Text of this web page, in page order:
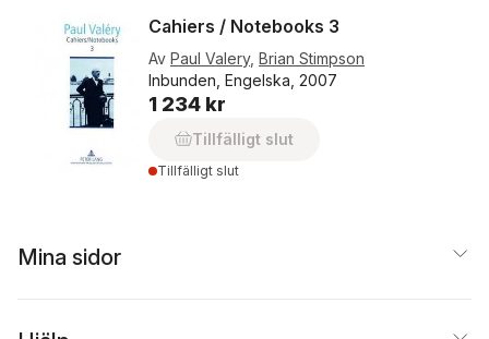
Cahiers / Notebooks 3
Av Paul Valery, Brian Stimpson
Inbunden, Engelska, 2007
1 234 kr
Tillfälligt slut
Tillfälligt slut
Mina sidor